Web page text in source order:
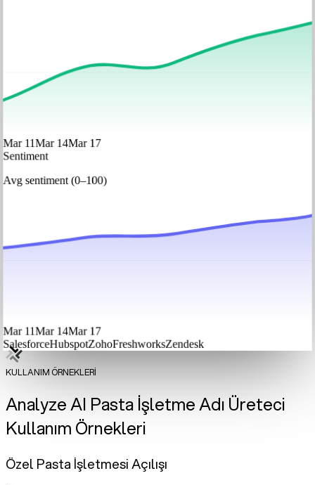
Mar 11Mar 14Mar 17
Sentiment
Avg sentiment (0–100)
Mar 11Mar 14Mar 17
SalesforceHubspotZohoFreshworksZendesk
KULLANIM ÖRNEKLERİ
Analyze AI Pasta İşletme Adı Üreteci
Kullanım Örnekleri
Özel Pasta İşletmesi Açılışı